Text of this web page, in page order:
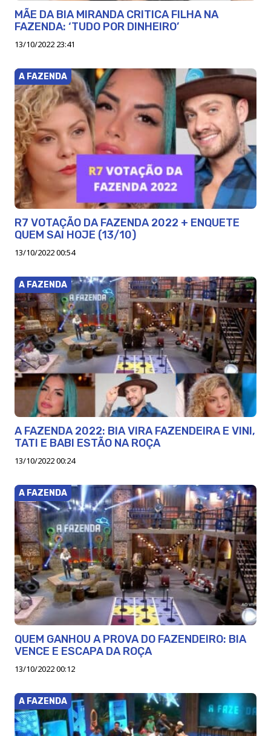
MÃE DA BIA MIRANDA CRITICA FILHA NA
FAZENDA: ‘TUDO POR DINHEIRO’
13/10/2022 23:41
A FAZENDA
R7 VOTAÇÃO DA FAZENDA 2022 + ENQUETE
QUEM SAI HOJE (13/10)
13/10/2022 00:54
A FAZENDA
A FAZENDA 2022: BIA VIRA FAZENDEIRA E VINI,
TATI E BABI ESTÃO NA ROÇA
13/10/2022 00:24
A FAZENDA
QUEM GANHOU A PROVA DO FAZENDEIRO: BIA
VENCE E ESCAPA DA ROÇA
13/10/2022 00:12
A FAZENDA